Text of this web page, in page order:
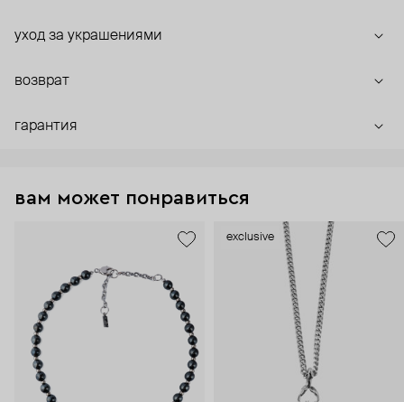
уход за украшениями
возврат
гарантия
вам может понравиться
exclusive